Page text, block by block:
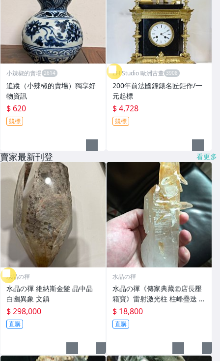
小辣椒的賣場
追蹤（小辣椒的賣場）獨享好
物資訊
$ 620
競標
ZH Studio 歐洲古董
200年前法國鐘錶名匠鉅作/一
元起標
$ 4,728
競標
賣家最新刊登 看更多
水晶の禪
水晶の禪 維納斯金髮 晶中晶
白幽異象 文鎮
$ 298,000
直購
水晶の禪
水晶の禪《傳家典藏㊣店長壓
箱寶》雷射激光柱 柱峰疊迭 能
量不絕《大自然金剛杵》
$ 18,800
直購